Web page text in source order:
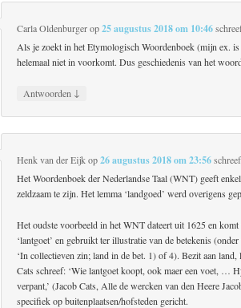
Carla Oldenburgerop25 augustus 2018 om 10:46
Als je zoekt in het Etymologisch Woordenboek (mijn ex.
helemaal niet in voorkomt. Dus geschiedenis van het
Antwoorden ↓
Henk van der Eijkop26 augustus 2018 om 23:56
Het Woordenboek der Nederlandse Taal (WNT) geeft
zeldzaam te zijn. Het lemma ‘landgoed’ werd overigens
Het oudste voorbeeld in het WNT dateert uit 1625 en
‘lantgoet’ en gebruikt ter illustratie van de betekenis
‘In collectieven zin; land in de bet. 1) of 4). Bezit aan
Cats schreef: ‘Wie lantgoet koopt, ook maer een voet, …
verpant,’ (Jacob Cats, Alle de wercken van den Heere
specifiek op buitenplaatsen/hofsteden gericht.